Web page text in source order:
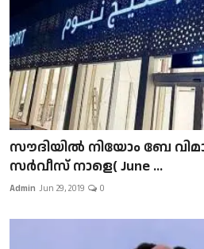
സൗദിയിൽ നിയോം ബേ
സർവീസ് നാളെ( June ...
Admin Jun 29, 2019 0